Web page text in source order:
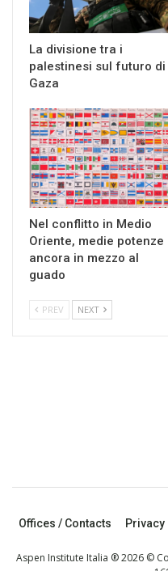
La divisione tra i
palestinesi sul futuro di
Gaza
Nel conflitto in Medio
Oriente, medie potenze
ancora in mezzo al
guado
PREV NEXT
Offices / Contacts
Aspen Institute Italia ® 2026 ©